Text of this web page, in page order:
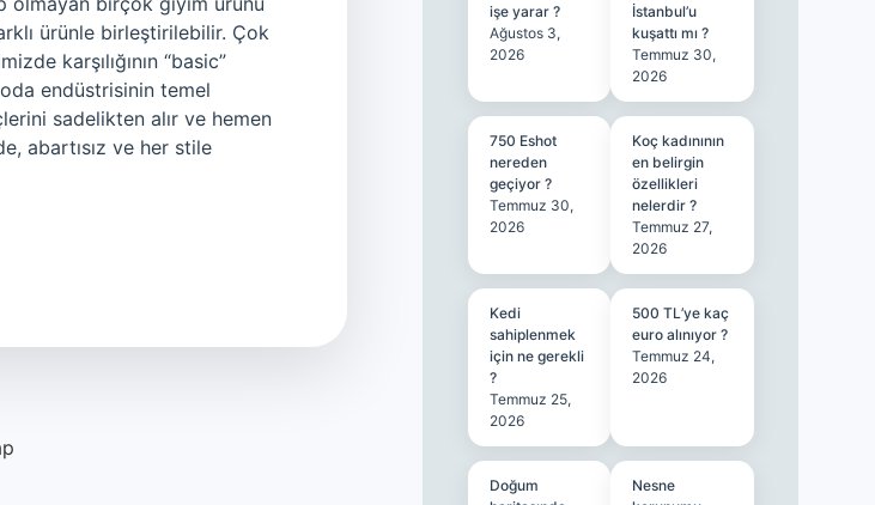
ürünle birleştirilebilir. Çok
karşılığının “basic”
endüstrisinin temel
sadelikten alır ve hemen
abartısız ve her stile
işe yarar ?
Ağustos 3,
2026
İstanbul’u
kuşattı mı ?
Temmuz 30,
2026
750 Eshot
nereden
geçiyor ?
Temmuz 30,
2026
Koç kadınının
en belirgin
özellikleri
nelerdir ?
Temmuz 27,
2026
Kedi
sahiplenmek
için ne gerekli
?
Temmuz 25,
2026
500 TL’ye kaç
euro alınıyor ?
Temmuz 24,
2026
Doğum
Nesne